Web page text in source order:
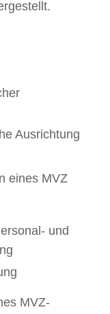
Ausrichtung
eines MVZ
und
MVZ-